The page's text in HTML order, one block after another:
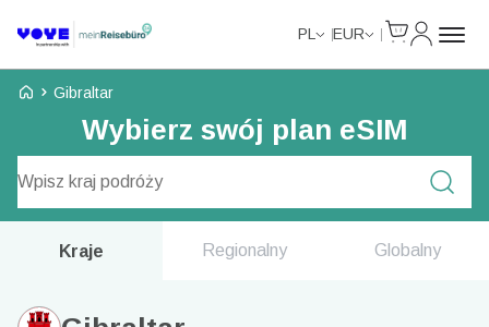
PL EUR
Strona główna Voye
Gibraltar
Wybierz swój plan eSIM
Kraje Regionalny Globalny